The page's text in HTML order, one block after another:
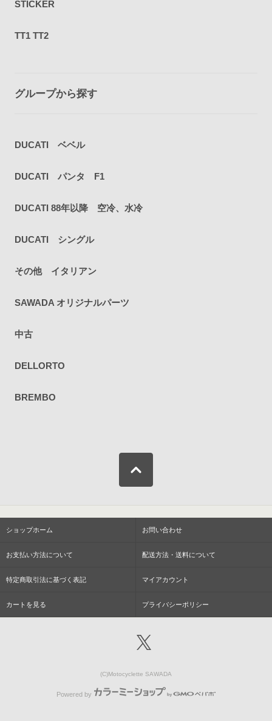
STICKER
TT1 TT2
グループから探す
DUCATI ベベル
DUCATI パンタ F1
DUCATI 88年以降 空冷、水冷
DUCATI シングル
その他 イタリアン
SAWADA オリジナルパーツ
中古
DELLORTO
BREMBO
ショップホーム お問い合わせ
お支払い方法について 配送方法・送料について
特定商取引法に基づく表記 マイアカウント
カートを見る プライバシーポリシー
(C)Motocyclette SAWADA
Powered by